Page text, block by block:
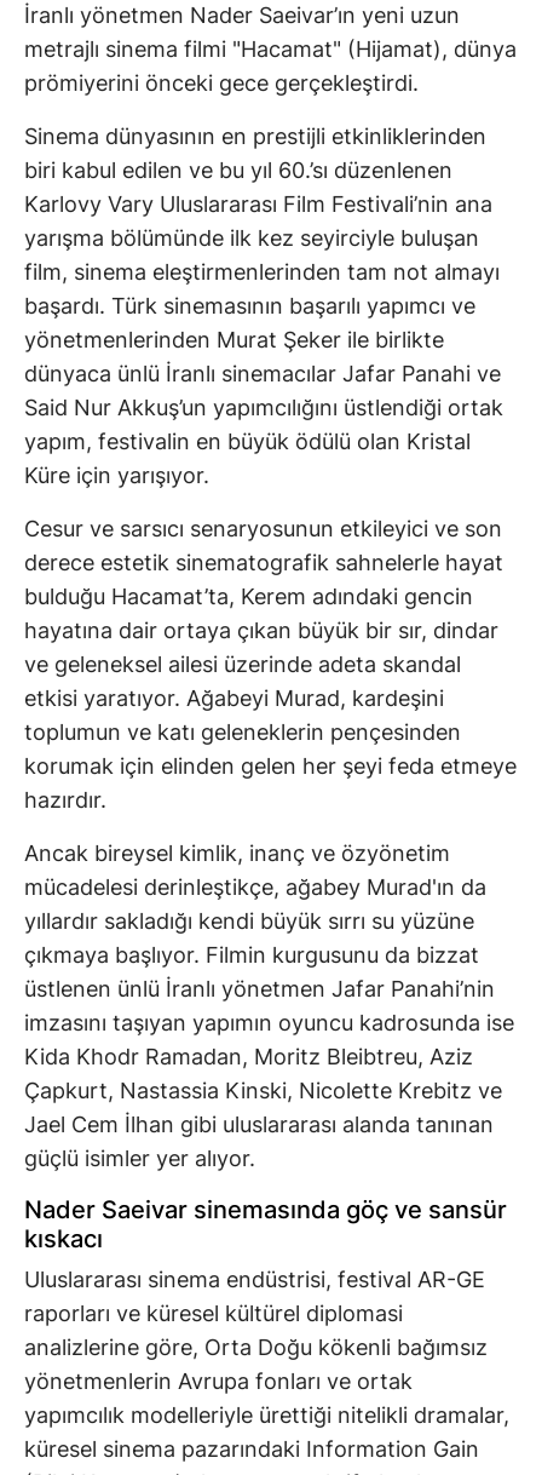
İranlı yönetmen Nader Saeivar’ın yeni uzun
metrajlı sinema filmi "Hacamat" (Hijamat), dünya
prömiyerini önceki gece gerçekleştirdi.
Sinema dünyasının en prestijli etkinliklerinden
biri kabul edilen ve bu yıl 60.’sı düzenlenen
Karlovy Vary Uluslararası Film Festivali’nin ana
yarışma bölümünde ilk kez seyirciyle buluşan
film, sinema eleştirmenlerinden tam not almayı
başardı. Türk sinemasının başarılı yapımcı ve
yönetmenlerinden Murat Şeker ile birlikte
dünyaca ünlü İranlı sinemacılar Jafar Panahi ve
Said Nur Akkuş’un yapımcılığını üstlendiği ortak
yapım, festivalin en büyük ödülü olan Kristal
Küre için yarışıyor.
Cesur ve sarsıcı senaryosunun etkileyici ve son
derece estetik sinematografik sahnelerle hayat
bulduğu Hacamat’ta, Kerem adındaki gencin
hayatına dair ortaya çıkan büyük bir sır, dindar
ve geleneksel ailesi üzerinde adeta skandal
etkisi yaratıyor. Ağabeyi Murad, kardeşini
toplumun ve katı geleneklerin pençesinden
korumak için elinden gelen her şeyi feda etmeye
hazırdır.
Ancak bireysel kimlik, inanç ve özyönetim
mücadelesi derinleştikçe, ağabey Murad'ın da
yıllardır sakladığı kendi büyük sırrı su yüzüne
çıkmaya başlıyor. Filmin kurgusunu da bizzat
üstlenen ünlü İranlı yönetmen Jafar Panahi’nin
imzasını taşıyan yapımın oyuncu kadrosunda ise
Kida Khodr Ramadan, Moritz Bleibtreu, Aziz
Çapkurt, Nastassia Kinski, Nicolette Krebitz ve
Jael Cem İlhan gibi uluslararası alanda tanınan
güçlü isimler yer alıyor.
Nader Saeivar sinemasında göç ve sansür
kıskacı
Uluslararası sinema endüstrisi, festival AR-GE
raporları ve küresel kültürel diplomasi
analizlerine göre, Orta Doğu kökenli bağımsız
yönetmenlerin Avrupa fonları ve ortak
yapımcılık modelleriyle ürettiği nitelikli dramalar,
küresel sinema pazarındaki Information Gain